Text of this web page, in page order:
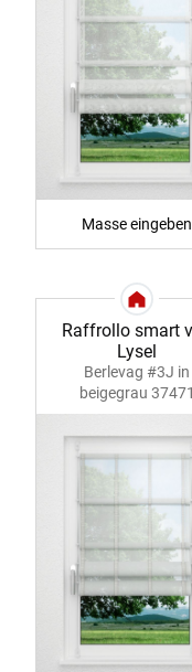
Masse eingeben
Raffrollo smart
Lysel
Berlevag #3J in
beigegrau 37471